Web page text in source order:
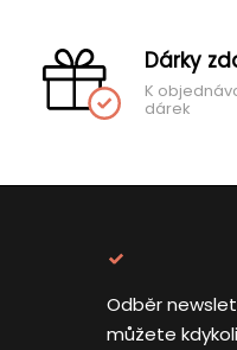
Dárky
K
dárek
Odběr
můžete